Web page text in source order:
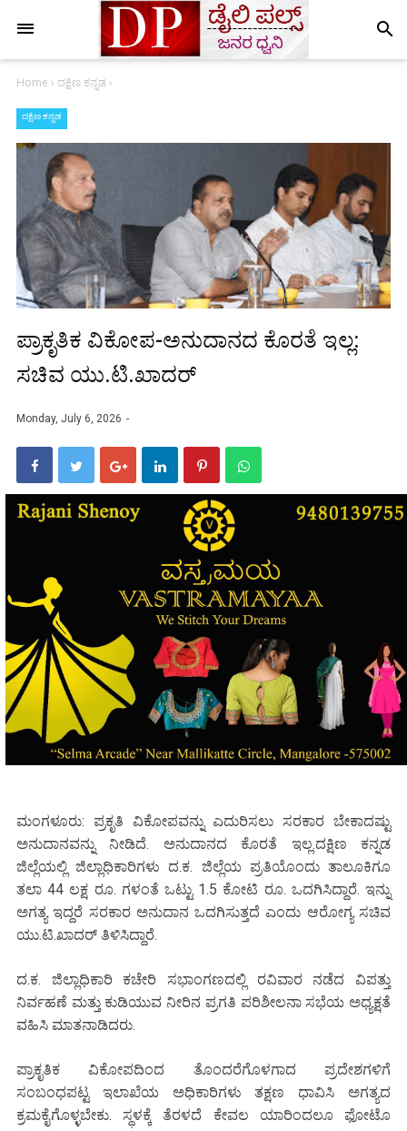
search
Home › ದಕ್ಷಿಣ ಕನ್ನಡ›
ದಕ್ಷಿಣ ಕನ್ನಡ
ಪ್ರಾಕೃತಿಕ ವಿಕೋಪ-ಅನುದಾನದ ಕೊರತೆ ಇಲ್ಲ:
ಸಚಿವ ಯು.ಟಿ.ಖಾದರ್
Monday, July 6, 2026
ಮಂಗಳೂರು: ಪ್ರಕೃತಿ ವಿಕೋಪವನ್ನು ಎದುರಿಸಲು ಸರಕಾರ ಬೇಕಾದಷ್ಟು
ಅನುದಾನವನ್ನು ನೀಡಿದೆ. ಅನುದಾನದ ಕೊರತೆ ಇಲ್ಲ.ದಕ್ಷಿಣ ಕನ್ನಡ
ಜಿಲ್ಲೆಯಲ್ಲಿ ಜಿಲ್ಲಾಧಿಕಾರಿಗಳು ದ.ಕ. ಜಿಲ್ಲೆಯ ಪ್ರತಿಯೊಂದು ತಾಲೂಕಿಗೂ
ತಲಾ 44 ಲಕ್ಷ ರೂ. ಗಳಂತೆ ಒಟ್ಟು 1.5 ಕೋಟಿ ರೂ. ಒದಗಿಸಿದ್ದಾರೆ. ಇನ್ನು
ಅಗತ್ಯ ಇದ್ದರೆ ಸರಕಾರ ಅನುದಾನ ಒದಗಿಸುತ್ತದೆ ಎಂದು ಆರೋಗ್ಯ ಸಚಿವ
ಯು.ಟಿ.ಖಾದರ್ ತಿಳಿಸಿದ್ದಾರೆ.
ದ.ಕ. ಜಿಲ್ಲಾಧಿಕಾರಿ ಕಚೇರಿ ಸಭಾಂಗಣದಲ್ಲಿ ರವಿವಾರ ನಡೆದ ವಿಪತ್ತು
ನಿರ್ವಹಣೆ ಮತ್ತು ಕುಡಿಯುವ ನೀರಿನ ಪ್ರಗತಿ ಪರಿಶೀಲನಾ ಸಭೆಯ ಅಧ್ಯಕ್ಷತೆ
ವಹಿಸಿ ಮಾತನಾಡಿದರು.
ಪ್ರಾಕೃತಿಕ ವಿಕೋಪದಿಂದ ತೊಂದರೆಗೊಳಗಾದ ಪ್ರದೇಶಗಳಿಗೆ
ಸಂಬಂಧಪಟ್ಟ ಇಲಾಖೆಯ ಅಧಿಕಾರಿಗಳು ತಕ್ಷಣ ಧಾವಿಸಿ ಅಗತ್ಯದ
ಕ್ರಮಕೈಗೊಳ್ಳಬೇಕು. ಸ್ಥಳಕ್ಕೆ ತೆರಳದೆ ಕೇವಲ ಯಾರಿಂದಲೂ ಫೋಟೊ